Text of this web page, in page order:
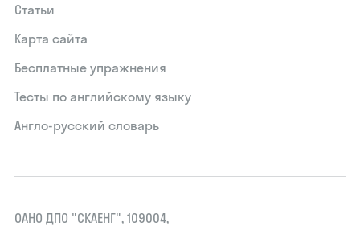
Статьи
Карта сайта
Бесплатные упражнения
Тесты по английскому языку
Англо-русский словарь
ОАНО ДПО "СКАЕНГ", 109004,